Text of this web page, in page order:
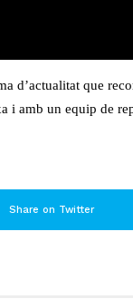
d’actualitat que
i amb un equip de
Share on Twitter